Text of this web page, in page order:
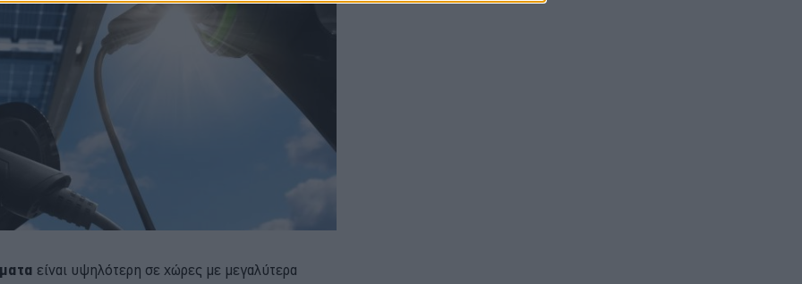
είναι υψηλότερη σε χώρες με μεγαλύτερα